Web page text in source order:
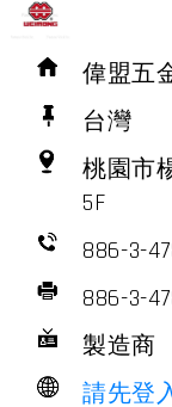
偉盟五
台灣
桃園市
5F
886-3-
886-3-
製造商
請先登